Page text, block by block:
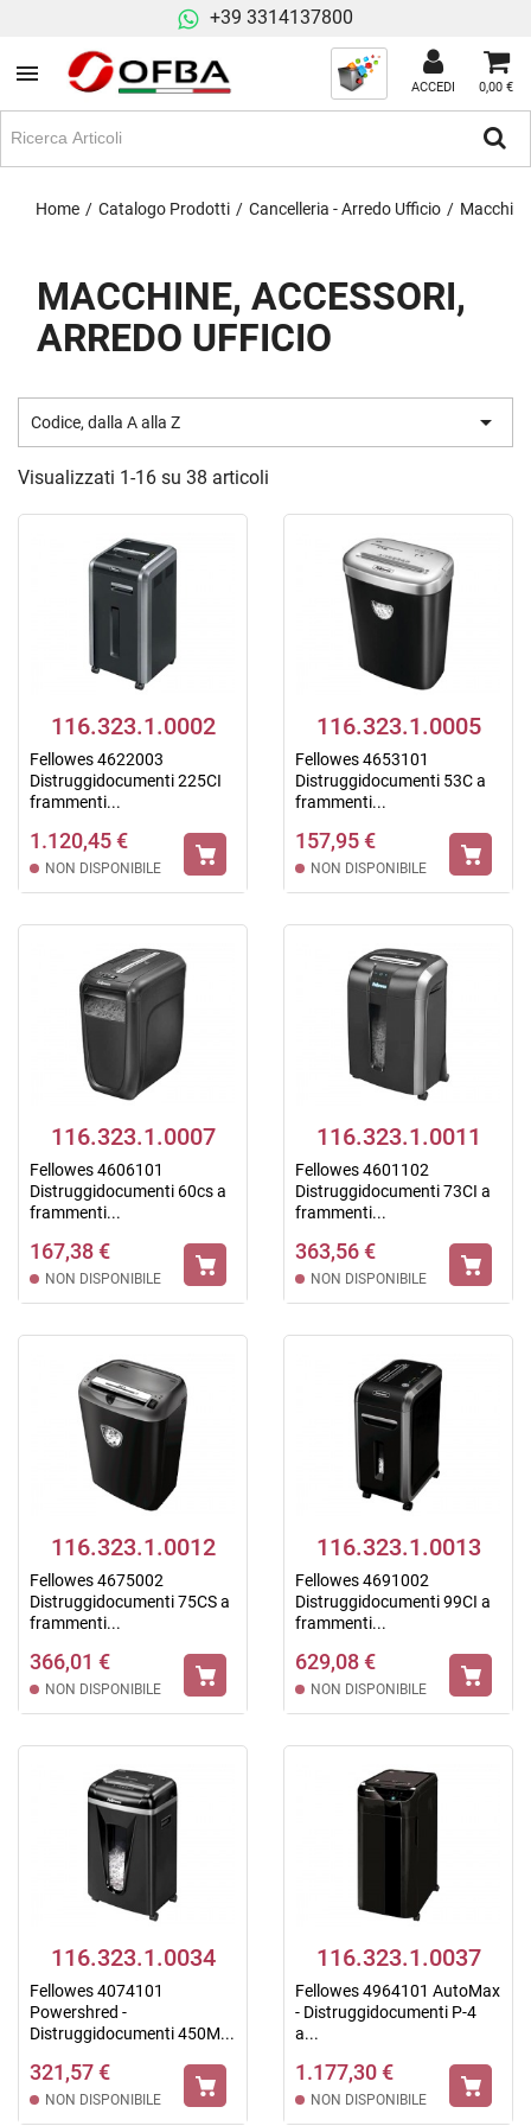
+39 3314137800
ACCEDI 0,00 €
Home Catalogo Prodotti Cancelleria - Arredo Ufficio
MACCHINE, ACCESSORI,
ARREDO UFFICIO
Codice, dalla A alla Z 
Visualizzati 1-16 su 38 articoli
116.323.1.0002
Fellowes 4622003
Distruggidocumenti 225CI
frammenti...
1.120,45 €
NON DISPONIBILE
116.323.1.0005
Fellowes 4653101
Distruggidocumenti 53C a
frammenti...
157,95 €
NON DISPONIBILE
116.323.1.0007
Fellowes 4606101
Distruggidocumenti 60cs a
frammenti...
167,38 €
NON DISPONIBILE
116.323.1.0011
Fellowes 4601102
Distruggidocumenti 73CI a
frammenti...
363,56 €
NON DISPONIBILE
116.323.1.0012
Fellowes 4675002
Distruggidocumenti 75CS a
frammenti...
366,01 €
NON DISPONIBILE
116.323.1.0013
Fellowes 4691002
Distruggidocumenti 99CI a
frammenti...
629,08 €
NON DISPONIBILE
116.323.1.0034
Fellowes 4074101
Powershred -
Distruggidocumenti 450M...
321,57 €
NON DISPONIBILE
116.323.1.0037
Fellowes 4964101 AutoMax
- Distruggidocumenti P-4
a...
1.177,30 €
NON DISPONIBILE